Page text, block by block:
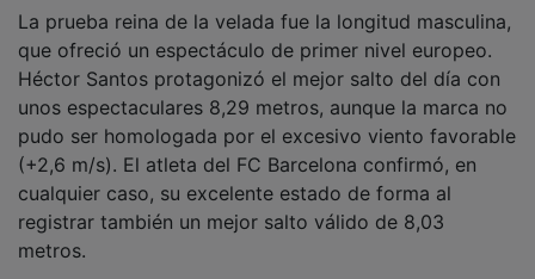
que ofreció un espectáculo de primer nivel europeo.
Héctor Santos protagonizó el mejor salto del día con
unos espectaculares 8,29 metros, aunque la marca no
pudo ser homologada por el excesivo viento favorable
(+2,6 m/s). El atleta del FC Barcelona confirmó, en
cualquier caso, su excelente estado de forma al
registrar también un mejor salto válido de 8,03
metros.